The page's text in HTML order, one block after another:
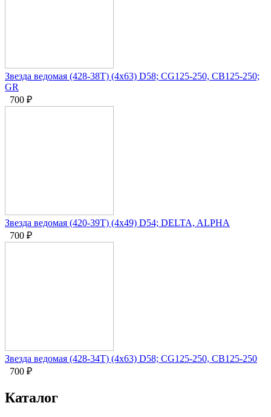
Звезда ведомая (428-38T) (4x63) D58; CG125-250, CB125-250;
GR
700 ₽
Звезда ведомая (420-39T) (4x49) D54; DELTA, ALPHA
700 ₽
Звезда ведомая (428-34Т) (4x63) D58; CG125-250, CB125-250
700 ₽
Каталог